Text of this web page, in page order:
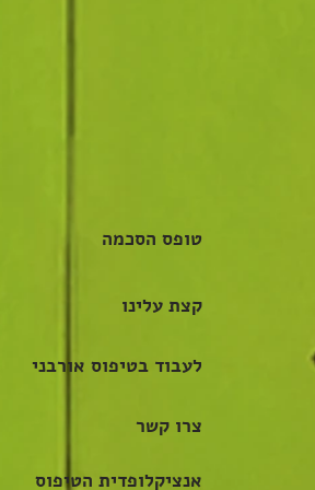
טופס הסכמה
קצת עלינו
לעבוד בטיפוס אורבני
צרו קשר
אנציקלופדית הטיפוס